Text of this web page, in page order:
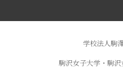
学校法人駒
駒沢女子大学・駒